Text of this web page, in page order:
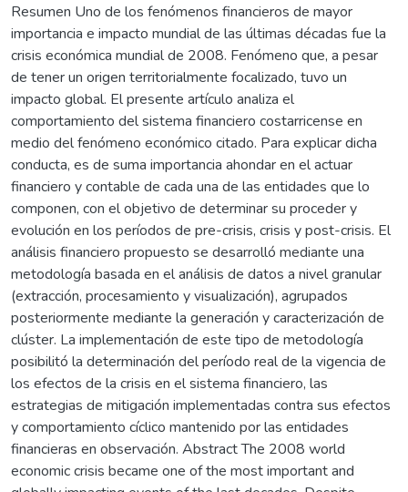
Resumen Uno de los fenómenos financieros de mayor
importancia e impacto mundial de las últimas décadas fue la
crisis económica mundial de 2008. Fenómeno que, a pesar
de tener un origen territorialmente focalizado, tuvo un
impacto global. El presente artículo analiza el
comportamiento del sistema financiero costarricense en
medio del fenómeno económico citado. Para explicar dicha
conducta, es de suma importancia ahondar en el actuar
financiero y contable de cada una de las entidades que lo
componen, con el objetivo de determinar su proceder y
evolución en los períodos de pre-crisis, crisis y post-crisis. El
análisis financiero propuesto se desarrolló mediante una
metodología basada en el análisis de datos a nivel granular
(extracción, procesamiento y visualización), agrupados
posteriormente mediante la generación y caracterización de
clúster. La implementación de este tipo de metodología
posibilitó la determinación del período real de la vigencia de
los efectos de la crisis en el sistema financiero, las
estrategias de mitigación implementadas contra sus efectos
y comportamiento cíclico mantenido por las entidades
financieras en observación. Abstract The 2008 world
economic crisis became one of the most important and